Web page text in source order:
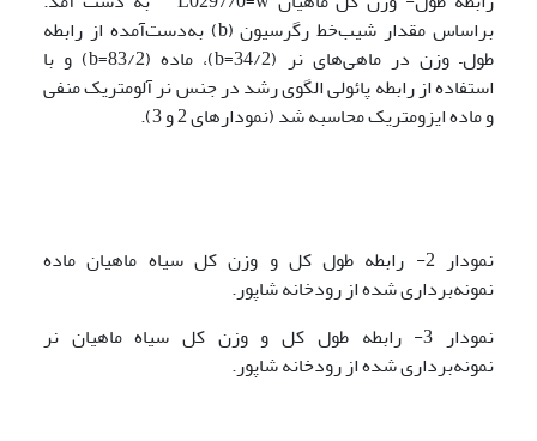
براساس مقدار شیب‌خط رگرسیون (b) به‌دست‌آمده از رابطه
طول– وزن در ماهی‌های نر (34/2=b)، ماده (83/2=b) و با
استفاده از رابطه پائولی الگوی رشد در جنس نر آلومتریک منفی
و ماده ایزومتریک محاسبه شد (نمودارهای 2 و 3).
نمودار 2- رابطه طول کل و وزن کل سیاه ماهیان ماده
نمونه‌برداری شده از رودخانه شاپور.
نمودار 3- رابطه طول کل و وزن کل سیاه ماهیان نر
نمونه‌برداری شده از رودخانه شاپور.